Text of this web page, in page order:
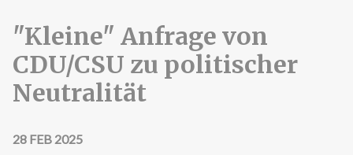
"Kleine" Anfrage von
CDU/CSU zu politischer
Neutralität
28 FEB 2025